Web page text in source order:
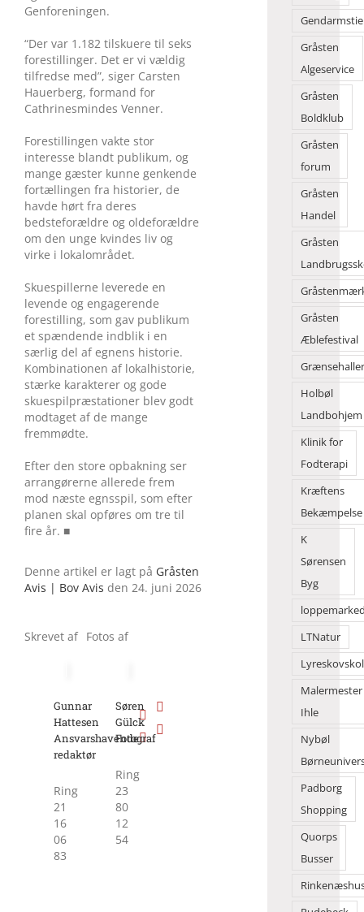
Genforeningen.
“Der var 1.182 tilskuere til seks
forestillinger. Det er vi vældig
tilfredse med”, siger Carsten
Hauerberg, formand for
Cathrinesmindes Venner.
Forestillingen vakte stor
interesse blandt publikum, og
mange gæster kunne genkende
fortællingen fra historier, de
havde hørt fra deres
bedsteforældre og oldeforældre
om den unge kvindes liv og
virke i lokalområdet.
Skuespillerne leverede en
levende og engagerende
forestilling, som gav publikum
et spændende indblik i en
særlig del af egnens historie.
Kombinationen af lokalhistorie,
stærke karakterer og gode
skuespilpræstationer blev godt
modtaget af de mange
fremmødte.
Efter den store opbakning ser
arrangørerne allerede frem
mod næste egnsspil, som efter
planen skal opføres om tre til
fire år. ■
Denne artikel er lagt på Gråsten
Avis | Bov Avis den 24. juni 2026
Skrevet af
Gunnar
Hattesen
Ansvarshavende
redaktør
Ring
21
16
06
83
Fotos af
Søren
Gülck
Fotograf
Ring
23
80
12
54
Gråsten
Algeservice
Gråsten
Boldklub
Gråsten
forum
Gråsten
Handel
Gråsten
Gråsten
Æblefestival
Holbøl
Landbohjem
Klinik for
Fodterapi
Kræftens
Bekæmpelse
K
Sørensen
Byg
LTNatur
Malermester
Ihle
Nybøl
Padborg
Shopping
Quorps
Busser